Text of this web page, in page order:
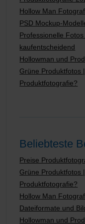
Hollow Man
PSD Mockup-
Professionelle
kaufentscheidend
Hollowman und
Grüne Produktfotos
Produktfotografie?
Beliebteste
Preise
Grüne Produktfotos
Produktfotografie?
Hollow Man
Dateiformate und
Hollowman und